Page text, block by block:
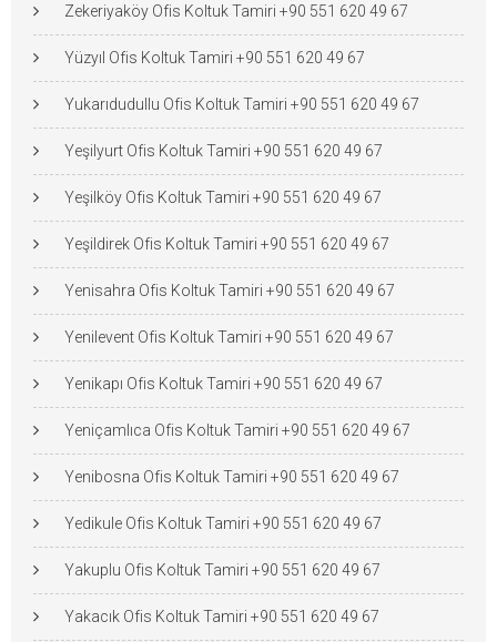
Zekeriyaköy Ofis Koltuk Tamiri +90 551 620 49 67
Yüzyıl Ofis Koltuk Tamiri +90 551 620 49 67
Yukarıdudullu Ofis Koltuk Tamiri +90 551 620 49 67
Yeşilyurt Ofis Koltuk Tamiri +90 551 620 49 67
Yeşilköy Ofis Koltuk Tamiri +90 551 620 49 67
Yeşildirek Ofis Koltuk Tamiri +90 551 620 49 67
Yenisahra Ofis Koltuk Tamiri +90 551 620 49 67
Yenilevent Ofis Koltuk Tamiri +90 551 620 49 67
Yenikapı Ofis Koltuk Tamiri +90 551 620 49 67
Yeniçamlıca Ofis Koltuk Tamiri +90 551 620 49 67
Yenibosna Ofis Koltuk Tamiri +90 551 620 49 67
Yedikule Ofis Koltuk Tamiri +90 551 620 49 67
Yakuplu Ofis Koltuk Tamiri +90 551 620 49 67
Yakacık Ofis Koltuk Tamiri +90 551 620 49 67